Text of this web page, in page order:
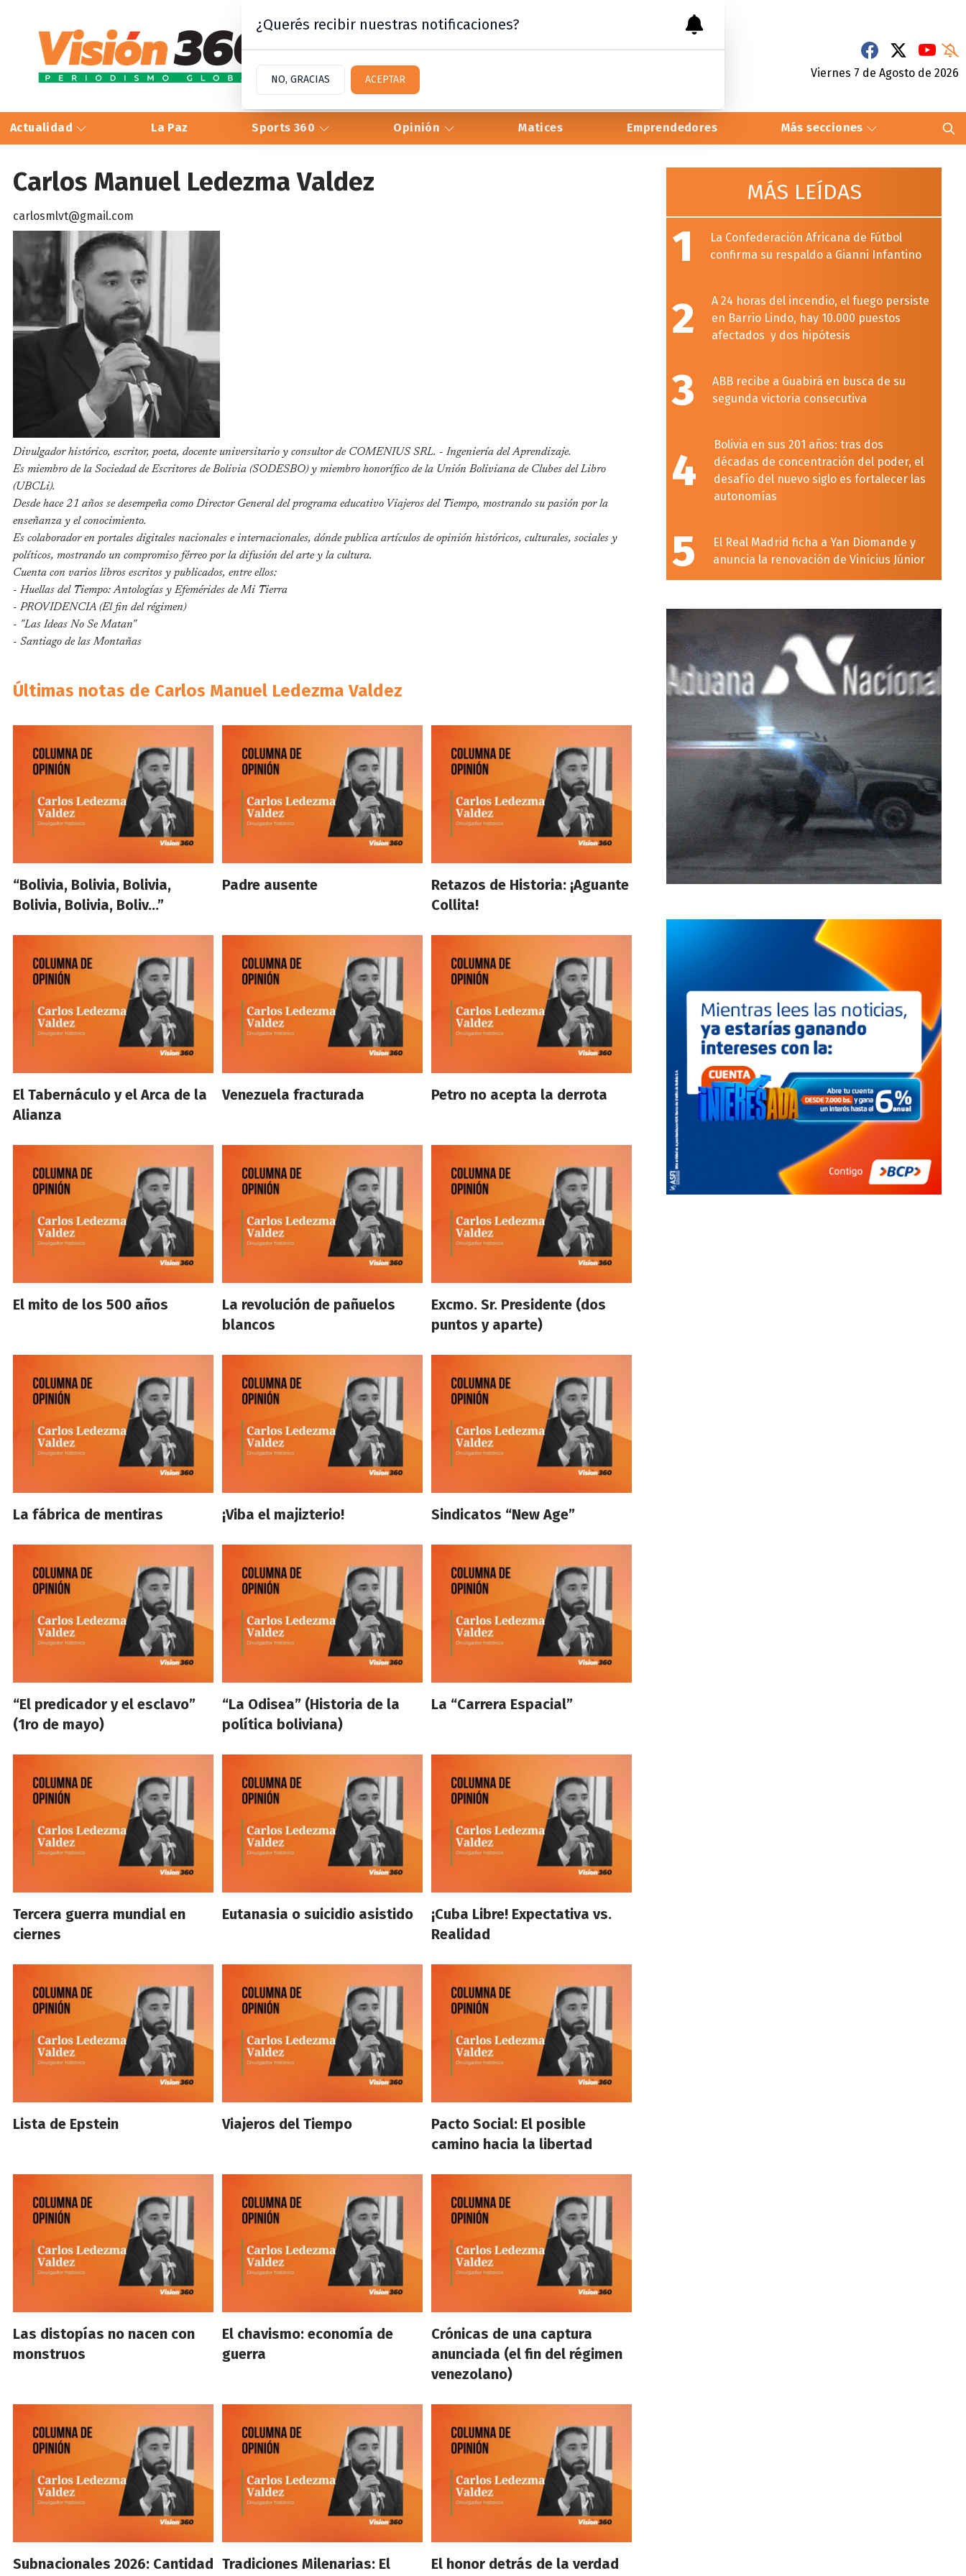
Viernes 7 de Agosto de 2026
Actualidad La Paz Sports 360 Opinión Matices Emprendedores Más secciones
Carlos Manuel Ledezma Valdez
carlosmlvt@gmail.com
Divulgador histórico, escritor, poeta, docente universitario y consultor de COMENIUS SRL. - Ingeniería del Aprendizaje.
Es miembro de la Sociedad de Escritores de Bolivia (SODESBO) y miembro honorífico de la Unión Boliviana de Clubes del Libro
(UBCLi).
Desde hace 21 años se desempeña como Director General del programa educativo Viajeros del Tiempo, mostrando su pasión por la
enseñanza y el conocimiento.
Es colaborador en portales digitales nacionales e internacionales, dónde publica artículos de opinión históricos, culturales, sociales y
políticos, mostrando un compromiso férreo por la difusión del arte y la cultura.
Cuenta con varios libros escritos y publicados, entre ellos:
- Huellas del Tiempo: Antologías y Efemérides de Mi Tierra
- PROVIDENCIA (El fin del régimen)
- "Las Ideas No Se Matan"
- Santiago de las Montañas
Últimas notas de Carlos Manuel Ledezma Valdez
“Bolivia, Bolivia, Bolivia,
Bolivia, Bolivia, Boliv…”
Padre ausente
Retazos de Historia: ¡Aguante
Collita!
El Tabernáculo y el Arca de la
Alianza
Venezuela fracturada Petro no acepta la derrota
El mito de los 500 años
La revolución de pañuelos
blancos
Excmo. Sr. Presidente (dos
puntos y aparte)
La fábrica de mentiras ¡Viba el majizterio! Sindicatos “New Age”
“El predicador y el esclavo”
(1ro de mayo)
“La Odisea” (Historia de la
política boliviana)
La “Carrera Espacial”
Tercera guerra mundial en
ciernes
Eutanasia o suicidio asistido
¡Cuba Libre! Expectativa vs.
Realidad
Lista de Epstein Viajeros del Tiempo
Pacto Social: El posible
camino hacia la libertad
Las distopías no nacen con
monstruos
El chavismo: economía de
guerra
Crónicas de una captura
anunciada (el fin del régimen
venezolano)
Subnacionales 2026: Cantidad Tradiciones Milenarias: El
El honor detrás de la verdad
MÁS LEÍDAS
1
La Confederación Africana de Fútbol
confirma su respaldo a Gianni Infantino
2
A 24 horas del incendio, el fuego persiste
en Barrio Lindo, hay 10.000 puestos
afectados y dos hipótesis
3
ABB recibe a Guabirá en busca de su
segunda victoria consecutiva
4
Bolivia en sus 201 años: tras dos
décadas de concentración del poder, el
desafío del nuevo siglo es fortalecer las
autonomías
5
El Real Madrid ficha a Yan Diomande y
anuncia la renovación de Vinícius Júnior
¿Querés recibir nuestras notificaciones?
NO, GRACIAS ACEPTAR